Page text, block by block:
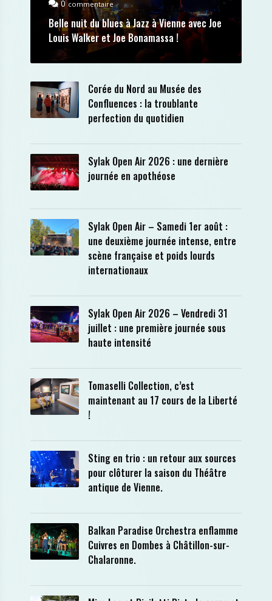
0commentaire
Belle nuit du blues à Jazz à Vienne avec Joe
Louis Walker et Joe Bonamassa !
Corée du Nord au Musée des
Confluences : la troublante
perfection du quotidien
Sylak Open Air 2026 : une dernière
journée en apothéose
Sylak Open Air – Samedi 1er août :
une deuxième journée intense, entre
scène française et poids lourds
internationaux
Sylak Open Air 2026 – Vendredi 31
juillet : une première journée sous
haute intensité
Tomaselli Collection, c’est
maintenant au 17 cours de la Liberté
!
Sting en trio : un retour aux sources
pour clôturer la saison du Théâtre
antique de Vienne.
Balkan Paradise Orchestra enflamme
Cuivres en Dombes à Châtillon-sur-
Chalaronne.